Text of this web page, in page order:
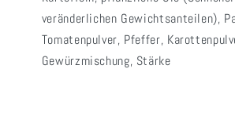
veränderlichen Gewichtsanteilen),
Tomatenpulver, Pfeffer,
Gewürzmischung, Stärke